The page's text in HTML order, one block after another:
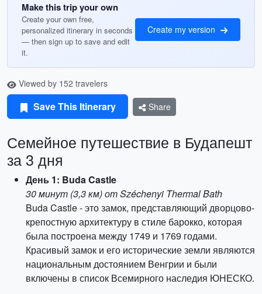
Make this trip your own
Create your own free,
personalized itinerary in seconds
— then sign up to save and edit
it.
Create my version
Viewed by 152 travelers
Save This Itinerary Share
Семейное путешествие в Будапешт
за 3 дня
День 1: Buda Castle
30 минут (3,3 км) от Széchenyi Thermal Bath
Buda Castle - это замок, представляющий дворцово-
крепостную архитектуру в стиле барокко, которая
была построена между 1749 и 1769 годами.
Красивый замок и его исторические земли являются
национальным достоянием Венгрии и были
включены в список Всемирного наследия ЮНЕСКО.